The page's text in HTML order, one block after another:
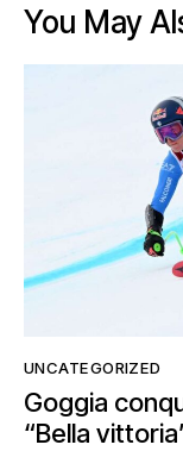
You May
UNCATEGORIZED
Goggia
“Bella